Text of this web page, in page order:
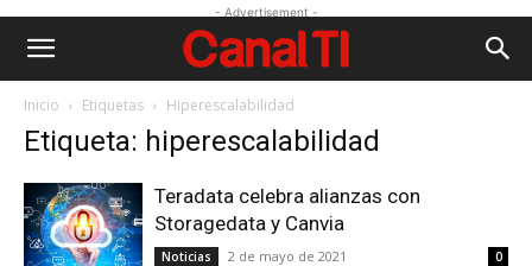
- Advertisement -
Inicio Etiquetas Hiperescalabilidad
Etiqueta: hiperescalabilidad
Teradata celebra alianzas con
Storagedata y Canvia
Noticias 2 de mayo de 2021 0